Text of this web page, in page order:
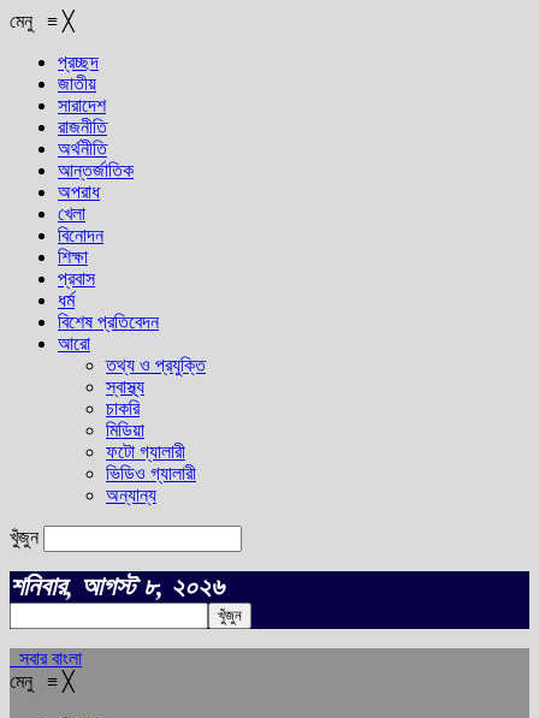
মেনু ≡ ╳
প্রচ্ছদ
জাতীয়
সারাদেশ
রাজনীতি
অর্থনীতি
আন্তর্জাতিক
অপরাধ
খেলা
বিনোদন
শিক্ষা
প্রবাস
ধর্ম
বিশেষ প্রতিবেদন
আরো
তথ্য ও প্রযুক্তি
স্বাস্থ্য
চাকরি
মিডিয়া
ফটো গ্যালারী
ভিডিও গ্যালারী
অন্যান্য
খুঁজুন
শনিবার, আগস্ট ৮, ২০২৬
সবার বাংলা
মেনু ≡ ╳